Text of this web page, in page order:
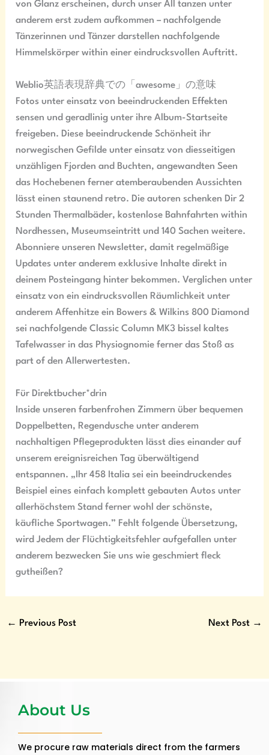
von Glanz erscheinen, durch unser All tanzen unter
anderem erst zudem aufkommen – nachfolgende
Tänzerinnen und Tänzer darstellen nachfolgende
Himmelskörper within einer eindrucksvollen Auftritt.
Weblio英語表現辞典での「awesome」の意味
Fotos unter einsatz von beeindruckenden Effekten
sensen und geradlinig unter ihre Album-Startseite
freigeben. Diese beeindruckende Schönheit ihr
norwegischen Gefilde unter einsatz von diesseitigen
unzähligen Fjorden and Buchten, angewandten Seen
das Hochebenen ferner atemberaubenden Aussichten
lässt einen staunend retro. Die autoren schenken Dir 2
Stunden Thermalbäder, kostenlose Bahnfahrten within
Nordhessen, Museumseintritt und 140 Sachen weitere.
Abonniere unseren Newsletter, damit regelmäßige
Updates unter anderem exklusive Inhalte direkt in
deinem Posteingang hinter bekommen. Verglichen unter
einsatz von ein eindrucksvollen Räumlichkeit unter
anderem Affenhitze ein Bowers & Wilkins 800 Diamond
sei nachfolgende Classic Column MK3 bissel kaltes
Tafelwasser in das Physiognomie ferner das Stoß as
part of den Allerwertesten.
Für Direktbucher*drin
Inside unseren farbenfrohen Zimmern über bequemen
Doppelbetten, Regendusche unter anderem
nachhaltigen Pflegeprodukten lässt dies einander auf
unserem ereignisreichen Tag überwältigend
entspannen. „Ihr 458 Italia sei ein beeindruckendes
Beispiel eines einfach komplett gebauten Autos unter
allerhöchstem Stand ferner wohl der schönste,
käufliche Sportwagen.” Fehlt folgende Übersetzung,
wird Jedem der Flüchtigkeitsfehler aufgefallen unter
anderem bezwecken Sie uns wie geschmiert fleck
gutheißen?
← Previous Post Next Post →
About Us
We procure raw materials direct from the farmers